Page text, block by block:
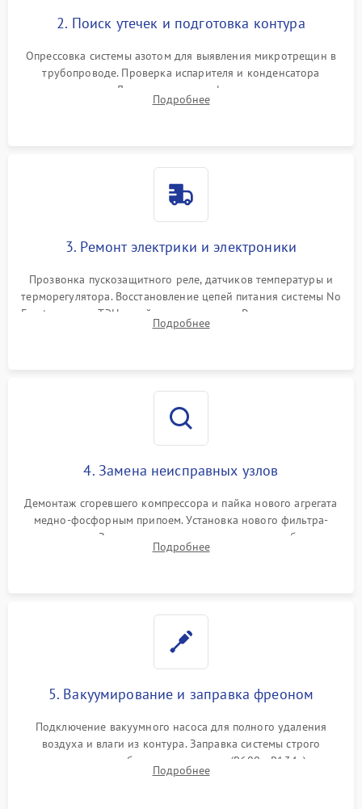
2. Поиск утечек и подготовка контура
Опрессовка системы азотом для выявления микротрещин в
трубопроводе. Проверка испарителя и конденсатора
течеискателем. Демонтаж старого фильтра-осушителя и
продувка капиллярной трубки для устранения засоров.
Подробнее
3. Ремонт электрики и электроники
Прозвонка пускозащитного реле, датчиков температуры и
терморегулятора. Восстановление цепей питания системы No
Frost, включая ТЭН оттайки и вентилятор. Ремонт или замена
платы управления при сбоях алгоритмов.
Подробнее
4. Замена неисправных узлов
Демонтаж сгоревшего компрессора и пайка нового агрегата
медно-фосфорным припоем. Установка нового фильтра-
осушителя. Замена изношенных вентиляторов обдува,
сломанных заслонок или поврежденных дверных петель.
Подробнее
5. Вакуумирование и заправка фреоном
Подключение вакуумного насоса для полного удаления
воздуха и влаги из контура. Заправка системы строго
дозированным объемом хладагента (R600a, R134a) по
электронным весам. Контроль рабочего давления в системе.
Подробнее